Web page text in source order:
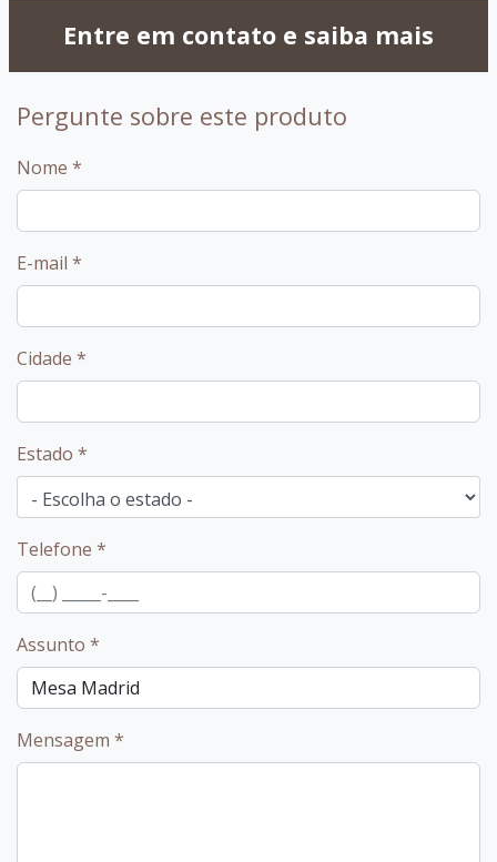
Entre em contato e saiba mais
Pergunte sobre este produto
Nome *
E-mail *
Cidade *
Estado *
Telefone *
Assunto *
Mensagem *